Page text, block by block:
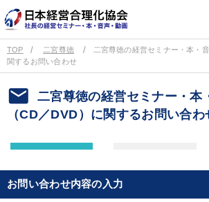
TOP 二宮尊徳
二宮尊徳の経営セミナー・本・
関するお問い合わせ
email
二宮尊徳の経営セミナー・本
（CD／DVD）に関するお問い合わ
お問い合わせ内容の入力